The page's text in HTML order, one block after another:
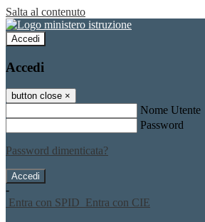
Salta al contenuto
Accedi
Accedi
button close ×
Nome Utente
Password
Password dimenticata?
-
Entra con SPID Entra con CIE